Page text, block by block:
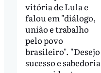
vitória de Lula e
falou em "diálogo,
união e trabalho
pelo povo
brasileiro". "Desejo
sucesso e sabedoria